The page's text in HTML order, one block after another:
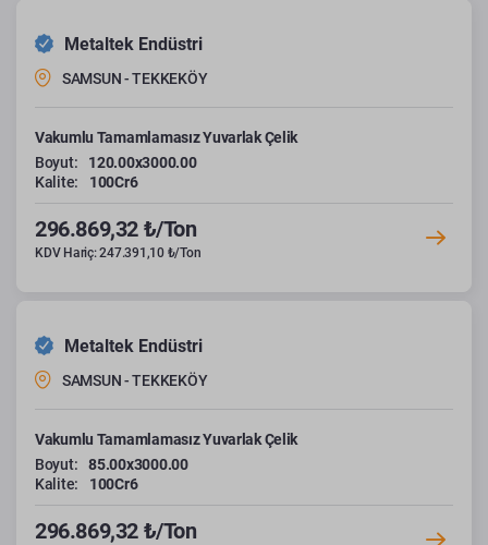
Metaltek Endüstri
SAMSUN - TEKKEKÖY
Vakumlu Tamamlamasız Yuvarlak Çelik
Boyut:
120.00x3000.00
Kalite:
100Cr6
296.869,32 ₺/Ton
KDV Hariç: 247.391,10 ₺/Ton
Metaltek Endüstri
SAMSUN - TEKKEKÖY
Vakumlu Tamamlamasız Yuvarlak Çelik
Boyut:
85.00x3000.00
Kalite:
100Cr6
296.869,32 ₺/Ton